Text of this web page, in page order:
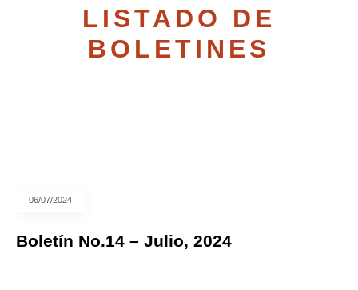
LISTADO DE
BOLETINES
06/07/2024
Boletín No.14 – Julio, 2024